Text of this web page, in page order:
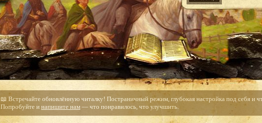
📖 Встречайте обновлённую читалку! Постраничный режим, глубокая настройка под себя и
Попробуйте и напишите нам — что понравилось, что улучшить.